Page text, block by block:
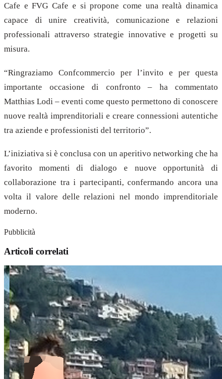
Cafe e FVG Cafe e si propone come una realtà dinamica
capace di unire creatività, comunicazione e relazioni
professionali attraverso strategie innovative e progetti su
misura.
“Ringraziamo Confcommercio per l’invito e per questa
importante occasione di confronto – ha commentato
Matthias Lodi – eventi come questo permettono di conoscere
nuove realtà imprenditoriali e creare connessioni autentiche
tra aziende e professionisti del territorio”.
L’iniziativa si è conclusa con un aperitivo networking che ha
favorito momenti di dialogo e nuove opportunità di
collaborazione tra i partecipanti, confermando ancora una
volta il valore delle relazioni nel mondo imprenditoriale
moderno.
Pubblicità
Articoli correlati